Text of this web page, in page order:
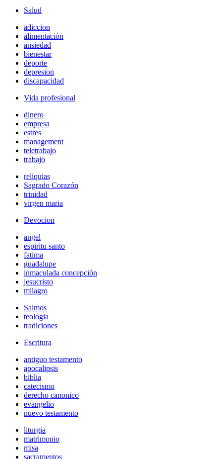
Salud
adiccion
alimentación
ansiedad
bienestar
deporte
depresion
discapacidad
Vida profesional
dinero
empresa
estres
management
teletrabajo
trabajo
reliquias
Sagrado Corazón
trinidad
virgen maria
Devocion
angel
espiritu santo
fatima
guadalupe
inmaculada concepción
jesucristo
milagro
Salmos
teologia
tradiciones
Escritura
antiguo testamento
apocalipsis
biblia
catecismo
derecho canonico
evangelio
nuevo testamento
liturgia
matrimonio
misa
sacramentos